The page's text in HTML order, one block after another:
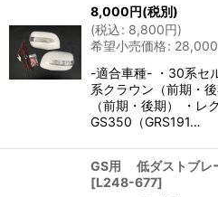
8,000円(税別)
(税込: 8,800円)
希望小売価格: 28,000
-適合車種- ・30系セ
系クラウン（前期・
（前期・後期） ・
GS350（GRS191…
GS用 低ダストブレ
[L248-677]